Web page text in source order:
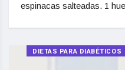
espinacas salteadas. 1
DIETAS PARA DIABÉTICOS